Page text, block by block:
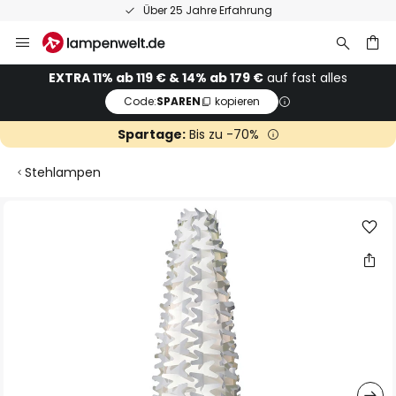
Über 25 Jahre Erfahrung
Inhalt
springenEXTRA 11% ab 119 € & 14% ab 179 € auf fast alles
Code:SPAREN kopieren
Spartage:Bis zu -70%
Stehlampen